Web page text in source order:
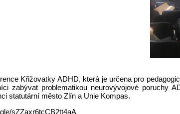
Křižovatky ADHD, která je určena pro
zabývat problematikou neurovývojové poruchy
statutární město Zlín a Unie Kompas.
sZZaxr6tcCB2tt4aA